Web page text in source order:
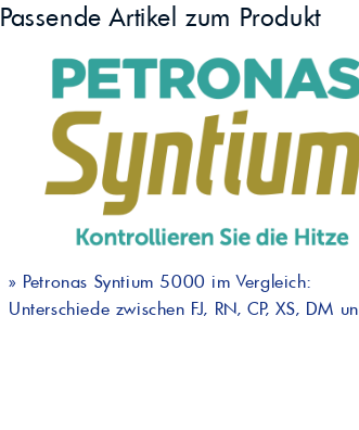
Passende Artikel zum Produkt
» Petronas Syntium 5000 im Vergleich:
Unterschiede zwischen FJ, RN, CP, XS, DM